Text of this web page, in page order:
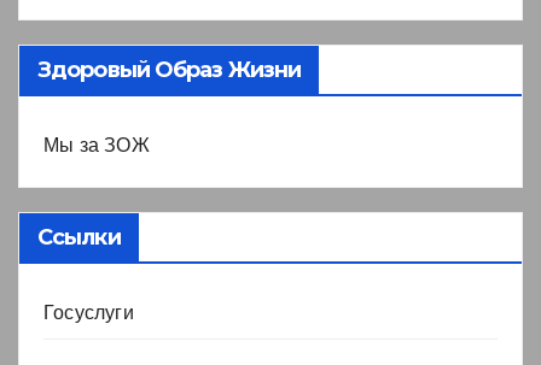
Здоровый Образ Жизни
Мы за ЗОЖ
Ссылки
Госуслуги